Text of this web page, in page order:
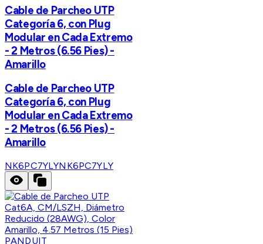
Cable de Parcheo UTP
Categoría 6, con Plug
Modular en Cada Extremo
- 2 Metros (6.56 Pies) -
Amarillo
Cable de Parcheo UTP
Categoría 6, con Plug
Modular en Cada Extremo
- 2 Metros (6.56 Pies) -
Amarillo
NK6PC7YLYNK6PC7YLY
PANDUIT